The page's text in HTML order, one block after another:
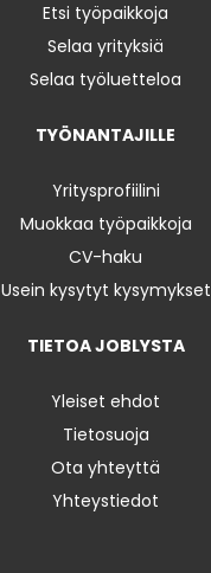
Etsi työpaikkoja
Selaa yrityksiä
Selaa työluetteloa
TYÖNANTAJILLE
Yritysprofiilini
Muokkaa työpaikkoja
CV-haku
Usein kysytyt kysymykset
TIETOA JOBLYSTA
Yleiset ehdot
Tietosuoja
Ota yhteyttä
Yhteystiedot